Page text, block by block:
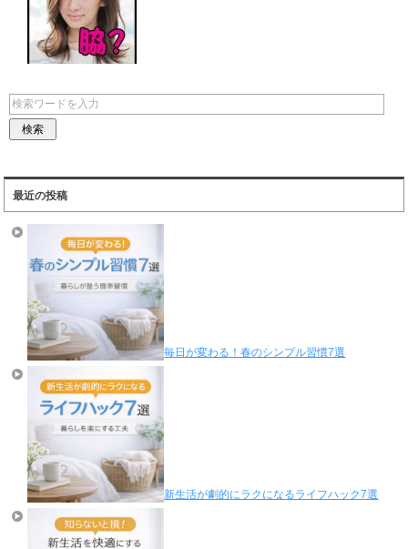
最近の投稿
毎日が変わる！春のシンプル習慣7選
新生活が劇的にラクになるライフハック7選